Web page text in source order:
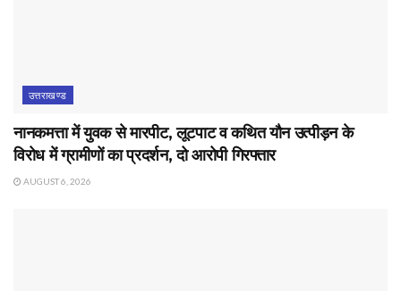
उत्तराखण्ड
नानकमत्ता में युवक से मारपीट, लूटपाट व कथित यौन उत्पीड़न के
विरोध में ग्रामीणों का प्रदर्शन, दो आरोपी गिरफ्तार
AUGUST 6, 2026